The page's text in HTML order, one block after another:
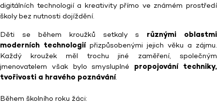
digitálních technologií a kreativity přímo ve známém prostředí
školy bez nutnosti dojíždění.
Děti se během kroužků setkaly s různými oblastmi
moderních technologiípřizpůsobenými jejich věku a zájmu.
Každý kroužek měl trochu jiné zaměření, společným
jmenovatelem však bylo smysluplné propojování techniky,
tvořivosti a hravého poznávání.
Během školního roku žáci: